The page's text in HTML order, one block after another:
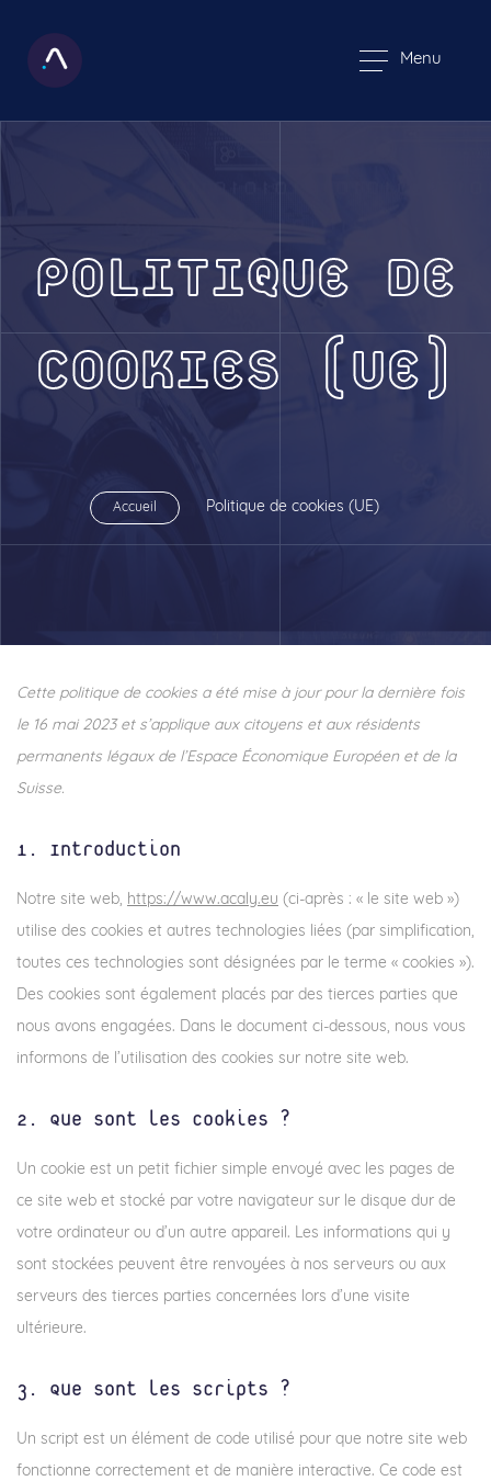
Menu
POLITIQUE DE
COOKIES (UE)
Accueil Politique de cookies (UE)
Cette politique de cookies a été mise à jour pour la dernière fois
le 16 mai 2023 et s’applique aux citoyens et aux résidents
permanents légaux de l’Espace Économique Européen et de la
Suisse.
1. Introduction
Notre site web, https://www.acaly.eu (ci-après : « le site web »)
utilise des cookies et autres technologies liées (par simplification,
toutes ces technologies sont désignées par le terme « cookies »).
Des cookies sont également placés par des tierces parties que
nous avons engagées. Dans le document ci-dessous, nous vous
informons de l’utilisation des cookies sur notre site web.
2. Que sont les cookies ?
Un cookie est un petit fichier simple envoyé avec les pages de
ce site web et stocké par votre navigateur sur le disque dur de
votre ordinateur ou d’un autre appareil. Les informations qui y
sont stockées peuvent être renvoyées à nos serveurs ou aux
serveurs des tierces parties concernées lors d’une visite
ultérieure.
3. Que sont les scripts ?
Un script est un élément de code utilisé pour que notre site web
fonctionne correctement et de manière interactive. Ce code est